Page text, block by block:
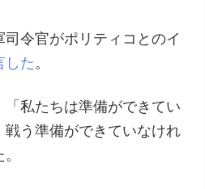
令官がポリティコとのイ
した 。
「私たちは準備ができてい
う準備ができていなけれ